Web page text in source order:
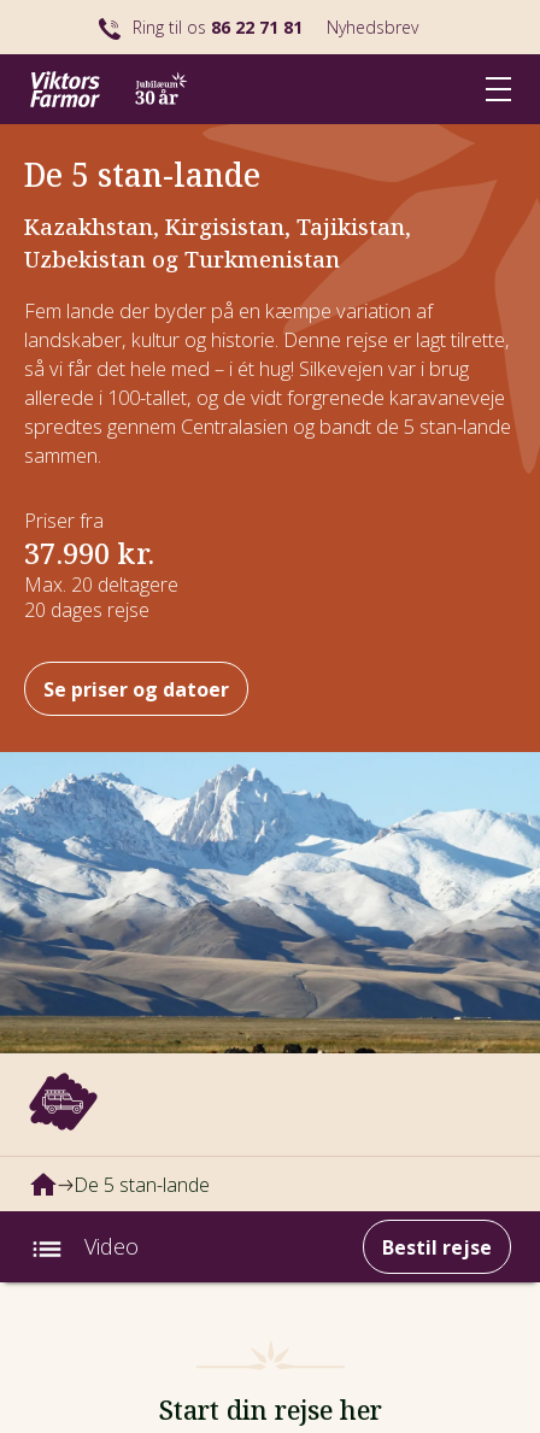
Ring til os 86 22 71 81 Nyhedsbrev
De 5 stan-lande
Kazakhstan, Kirgisistan, Tajikistan,
Uzbekistan og Turkmenistan
Fem lande der byder på en kæmpe variation af
landskaber, kultur og historie. Denne rejse er lagt tilrette,
så vi får det hele med – i ét hug! Silkevejen var i brug
allerede i 100-tallet, og de vidt forgrenede karavaneveje
spredtes gennem Centralasien og bandt de 5 stan-lande
sammen.
Priser fra
37.990 kr.
Max. 20 deltagere
20 dages rejse
Se priser og datoer
De 5 stan-lande
Video Bestil rejse
Start din rejse her